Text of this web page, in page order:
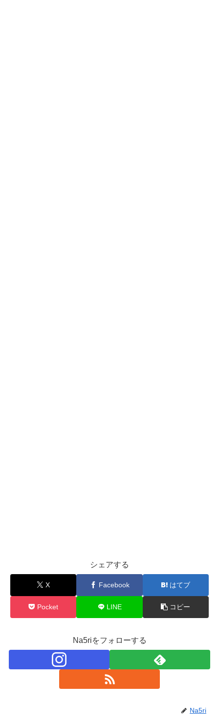
シェアする
X Facebook はてブ
Pocket LINE コピー
Na5riをフォローする
Na5ri